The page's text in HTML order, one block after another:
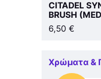
CITADEL
BRUSH
6,50 €
Χρώματα &